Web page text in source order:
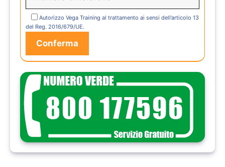
Autorizzo Vega Training al trattamento ai sensi dell’articolo 13
del Reg. 2016/679/UE.